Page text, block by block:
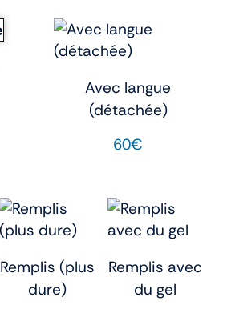
Avec langue
(détachée)
60€
Remplis (plus
dure)
Remplis avec
du gel